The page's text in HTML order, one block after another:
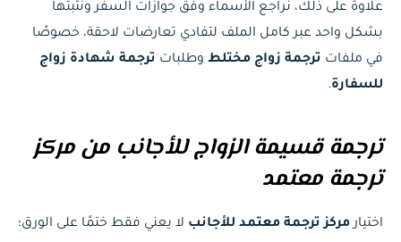
علاوة على ذلك، نراجع الأسماء وفق جوازات السفر ونثبتها
بشكل واحد عبر كامل الملف لتفادي تعارضات لاحقة، خصوصًا
في ملفات ترجمة زواج مختلط وطلبات ترجمة شهادة زواج
للسفارة.
ترجمة قسيمة الزواج للأجانب من مركز
ترجمة معتمد
اختيارمركز ترجمة معتمد للأجانب لا يعني فقط ختمًا على الورق؛